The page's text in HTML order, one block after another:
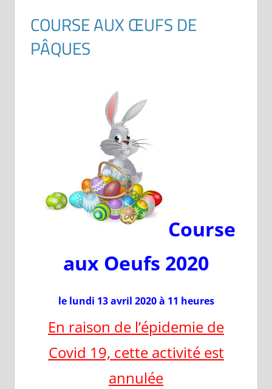
COURSE AUX ŒUFS DE
PÂQUES
Course
aux Oeufs 2020
le lundi 13 avril 2020 à 11 heures
En raison de l’épidemie de
Covid 19, cette activité est
annulée